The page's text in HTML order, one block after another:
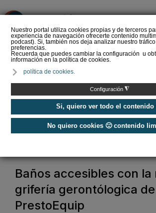
Nuestro portal utiliza cookies propias y de terceros
experiencia de navegación ofrecerte contenido
podcast). Si, también nos deja analizar nuestro
preferencias.
Recuerda que puedes cambiar la configuración u
información en la política de cookies.
política de cookies.
Configuración ◮
Si, quiero ver todo el contenido
No quiero cookies 🙁 contenido
¿Qué debes saber?
Baño y agua / Grifería
/
Baños accesibles con la
grifería gerontólogica de
PrestoEquip